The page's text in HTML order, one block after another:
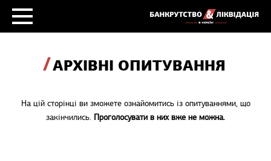
АРХІВНІ ОПИТУВАННЯ
На цій сторінці ви зможете ознайомитись із опитуваннями, що
закінчились. Проголосувати в них вже не можна.